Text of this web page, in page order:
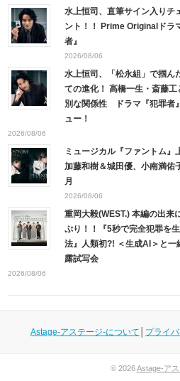
水上恒司、直筆サイン入りチ
ント！！ Prime Originalドラ
者』
2026/08/06
水上恒司、「松永組」で掴ん
ての進化！ 高橋一生・斎藤工
別な関係性 ドラマ『犯罪者
ュー！
2026/08/06
ミュージカル『ファントム』
加藤和樹＆城田優、小南満佑
月
2026/08/06
重岡大毅(WEST.) 本編の出来
ぷり！！『5秒で完全犯罪を
法』人類初?! ＜生成AI＞と一
露試写会
2026/08/06
Astage-アステージ-について プライ
© 2026Astage-ア